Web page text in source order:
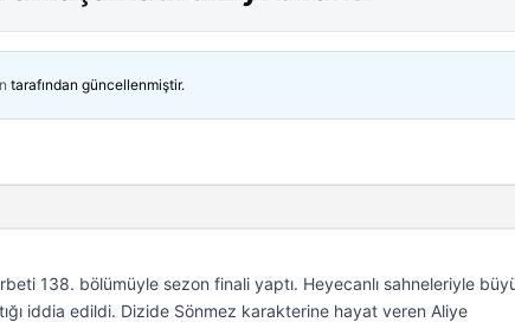
tarafından güncellenmiştir.
138. bölümüyle sezon finali yaptı. Heyecanlı sahneleriyle
iddia edildi. Dizide Sönmez karakterine hayat veren Aliye